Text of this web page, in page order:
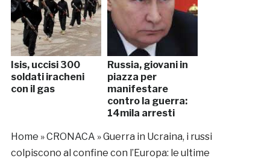
Isis, uccisi 300
soldati iracheni
con il gas
Russia, giovani in
piazza per
manifestare
contro la guerra:
14mila arresti
Home »CRONACA »Guerra in Ucraina, i russi
colpiscono al confine con l’Europa: le ultime